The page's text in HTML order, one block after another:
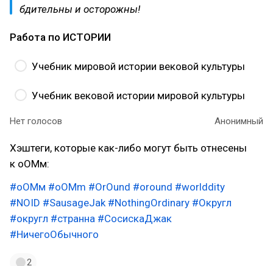
бдительны и осторожны!
Работа по ИСТОРИИ
Учебник мировой истории вековой культуры
Учебник вековой истории мировой культуры
Нет голосов Анонимный
Хэштеги, которые как-либо могут быть отнесены
к оОМм:
#оОМм #oOMm #OrOund #oround #worlddity
#NOID #SausageJak #NothingOrdinary #Округл
#округл #странна #СосискаДжак
#НичегоОбычного
2